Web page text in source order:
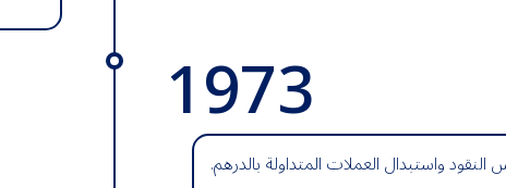
1973
واستبدال العملات المتداولة بالدرهم.